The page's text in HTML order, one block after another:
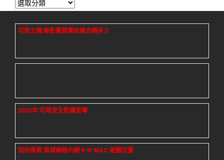
類
可取主機 錄影畫質應該適合調多少
2020年 可取安全防護宣導
如何搜尋 區域網路內網卡 IP MAC 硬體位置